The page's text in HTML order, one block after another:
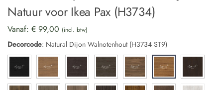
Natuur voor Ikea Pax (H3734)
Vanaf: € 99,00 (incl. btw)
Decorcode: Natural Dijon Walnotenhout (H3734 ST9)